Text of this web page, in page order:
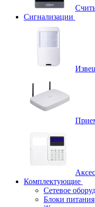
Сигнализации
Комплектующие
Сетевое
Блоки питания